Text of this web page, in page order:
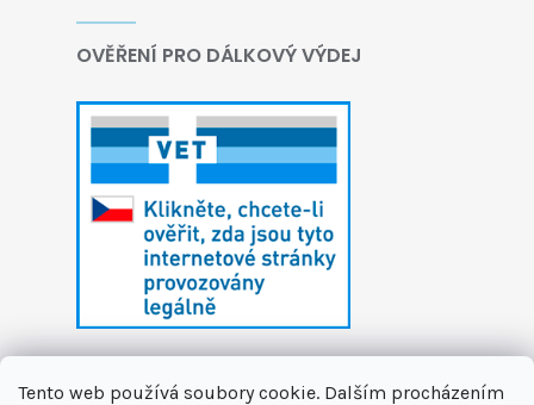
Tento web používá soubory cookie. Dalším procházením
OVĚŘENÍ PRO DÁLKOVÝ VÝDEJ